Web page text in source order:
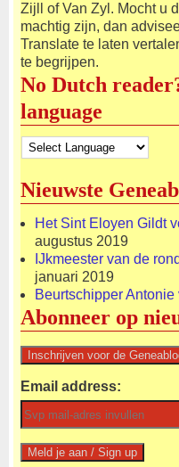
Zijll of Van Zyl. Mocht u
machtig zijn, dan
Translate te laten
te begrijpen.
No Dutch
language
Nieuwste
Het Sint Eloyen Gildt
augustus 2019
IJkmeester van de
januari 2019
Beurtschipper Antonie
Abonneer op
Email address: